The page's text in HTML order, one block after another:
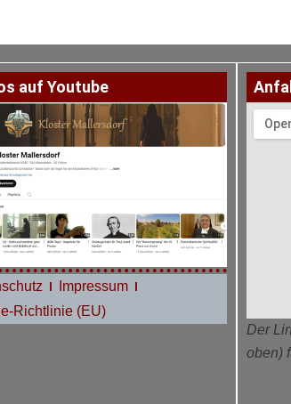
auf Youtube
Impressum
Richtlinie (EU)
Der
oben)